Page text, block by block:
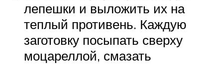
лепешки и выложить их на
теплый противень. Каждую
заготовку посыпать сверху
моцареллой, смазать